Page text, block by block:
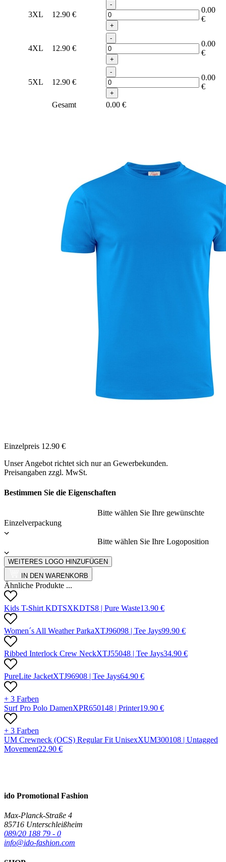
3XL 12.90 €
-
+
0.00
€
4XL 12.90 €
-
+
0.00
€
5XL 12.90 €
-
+
0.00
€
Gesamt 0.00 €
Einzelpreis 12.90 €
Unser Angebot richtet sich nur an Gewerbekunden.
Preisangaben zzgl. MwSt.
Bestimmen Sie die Eigenschaften
Bitte wählen Sie Ihre gewünschte
Einzelverpackung
Bitte wählen Sie Ihre Logoposition
WEITERES LOGO HINZUFÜGEN
IN DEN WARENKORB
Ähnliche Produkte ...
Kids T-Shirt KDTSXKDTS8 | Pure Waste13.90 €
Women´s All Weather ParkaXTJ96098 | Tee Jays99.90 €
Ribbed Interlock Crew NeckXTJ55048 | Tee Jays34.90 €
PureLite JacketXTJ96908 | Tee Jays64.90 €
+ 3 Farben
Surf Pro Polo DamenXPR650148 | Printer19.90 €
+ 3 Farben
UM Crewneck (OCS) Regular Fit UnisexXUM300108 | Untagged
Movement22.90 €
ido Promotional Fashion
Max-Planck-Straße 4
85716 Unterschleißheim
089/20 188 79 - 0
info@ido-fashion.com